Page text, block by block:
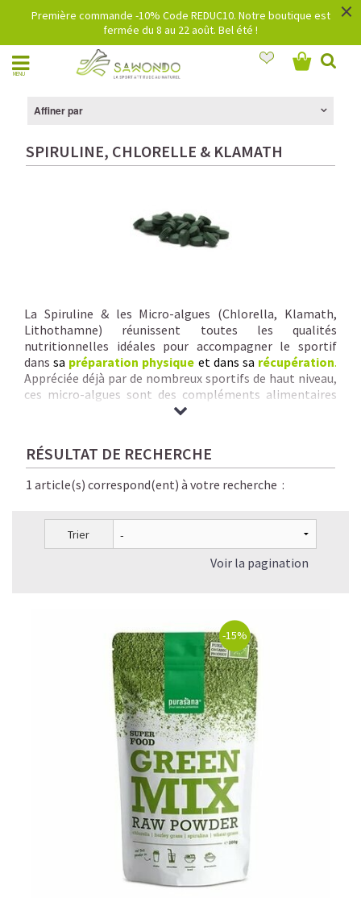
Première commande -10% Code REDUC10. Notre boutique est
fermée du 8 au 22 août. Bel été !
×
MENU
Affiner par
SPIRULINE, CHLORELLE & KLAMATH
La Spiruline & les Micro-algues (Chlorella, Klamath,
Lithothamne) réunissent toutes les qualités
nutritionnelles idéales pour accompagner le sportif
dans sa préparation physique et dans sa récupération.
Appréciée déjà par de nombreux sportifs de haut niveau,
ces micro-algues sont des compléments alimentaires
naturels, sains, parfaitement digestes et éco-
Nous vous garantissons
qualité inégalée :origine + pureté + traçabilité +
savoir-faire rigoureux + séchage à basse
température + absence de contaminants chimiques.
RÉSULTAT DE RECHERCHE
1 article(s) correspond(ent) à votre recherche :
Trier
Voir la pagination
-15%